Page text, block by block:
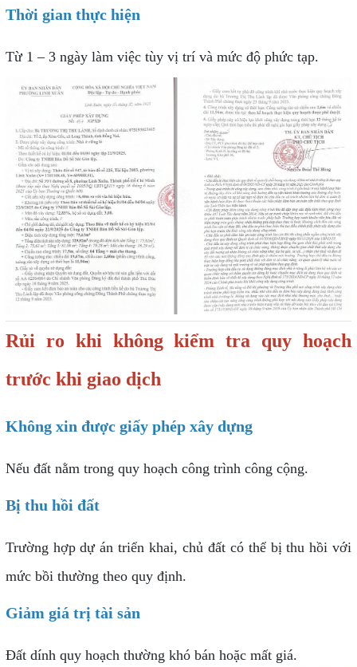
Thời gian thực hiện
Từ 1 – 3 ngày làm việc tùy vị trí và mức độ phức tạp.
Rủi ro khi không kiểm tra quy hoạch
trước khi giao dịch
Không xin được giấy phép xây dựng
Nếu đất nằm trong quy hoạch công trình công cộng.
Bị thu hồi đất
Trường hợp dự án triển khai, chủ đất có thể bị thu hồi với
mức bồi thường theo quy định.
Giảm giá trị tài sản
Đất dính quy hoạch thường khó bán hoặc mất giá.